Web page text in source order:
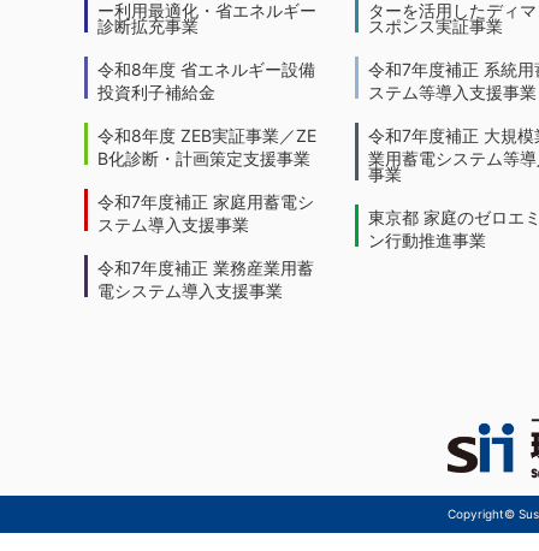
ー利用最適化・省エネルギー
診断拡充事業
令和8年度 省エネルギー設備
投資利子補給金
令和8年度 ZEB実証事業／ZE
B化診断・計画策定支援事業
令和7年度補正 家庭用蓄電シ
ステム導入支援事業
令和7年度補正 業務産業用蓄
電システム導入支援事業
ターを活用したディ
スポンス実証事業
令和7年度補正 系統用
ステム等導入支援事業
令和7年度補正 大規模
業用蓄電システム等
事業
東京都 家庭のゼロエ
ン行動推進事業
Copyright©